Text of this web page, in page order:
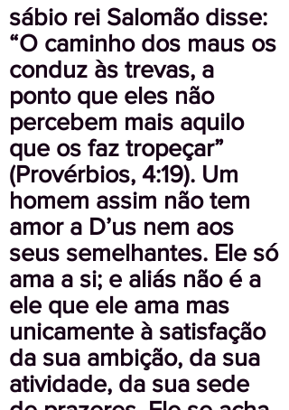
sábio rei Salomão disse:
“O caminho dos maus os
conduz às trevas, a
ponto que eles não
percebem mais aquilo
que os faz tropeçar”
(Provérbios, 4:19). Um
homem assim não tem
amor a D’us nem aos
seus semelhantes. Ele só
ama a si; e aliás não é a
ele que ele ama mas
unicamente à satisfação
da sua ambição, da sua
atividade, da sua sede